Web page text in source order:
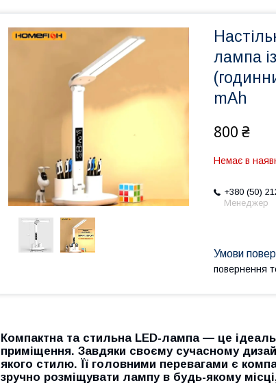
лампа
mAh
800 ₴
Немає в
+380 (50)
Менеджер
повернення
Компактна та стильна LED-лампа — це
приміщення. Завдяки своєму сучасному
якого стилю. Її головними перевагами є
зручно розміщувати лампу в будь-якому